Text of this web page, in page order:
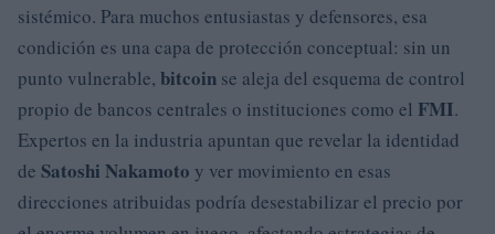
sistémico. Para muchos entusiastas y defensores, esa
condición es una capa de protección conceptual: sin un
punto vulnerable, bitcoin se aleja del esquema de control
propio de bancos centrales o instituciones como el FMI.
Expertos en la industria apuntan que revelar la identidad
de Satoshi Nakamoto y ver movimiento en esas
direcciones atribuidas podría desestabilizar el precio por